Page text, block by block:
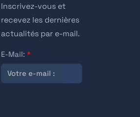
Inscrivez-vous et
recevez les dernières
actualités par e-mail.
E-Mail: *